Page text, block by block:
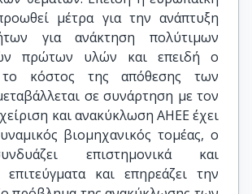
μέτρα για την ανάπτυξη
για ανάκτηση πολύτιμων
πρώτων υλών και επειδή ο
κόστος της απόθεσης των
σε συνάρτηση με τον
και ανακύκλωση ΑΗΕΕ έχει
βιομηχανικός τομέας, ο
επιστημονικά και
επιτεύγματα και επηρεάζει την